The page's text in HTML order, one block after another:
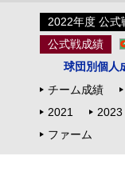
2022年度 公式
公式戦成績
球団別個人
チーム成績
2021
2023
ファーム